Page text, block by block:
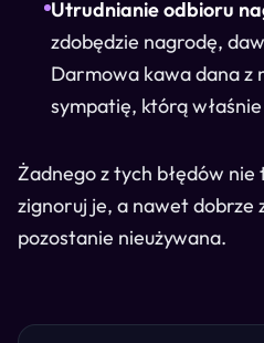
Utrudnianie odbioru
zdobędzie nagrodę,
Darmowa kawa dana z
sympatię, którą
Żadnego z tych błędów
zignoruj je, a nawet
pozostanie nieużywana.